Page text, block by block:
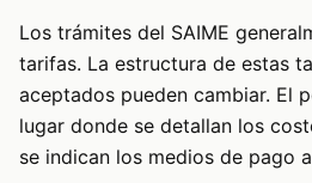
Los trámites del SAIME
tarifas. La estructura de estas
aceptados pueden cambiar. El
lugar donde se detallan los
se indican los medios de pago